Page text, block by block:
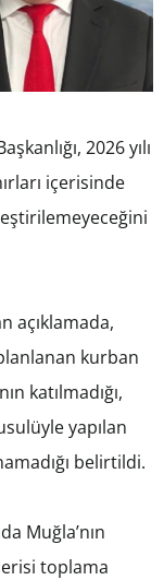
2026 yılı
içerisinde
açıklamada,
kurban
katılmadığı,
yapılan
belirtildi.
Muğla’nın
toplama